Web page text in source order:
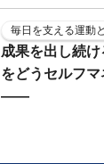
毎日を支える運動
成果を出し続
をどうセルフ
——